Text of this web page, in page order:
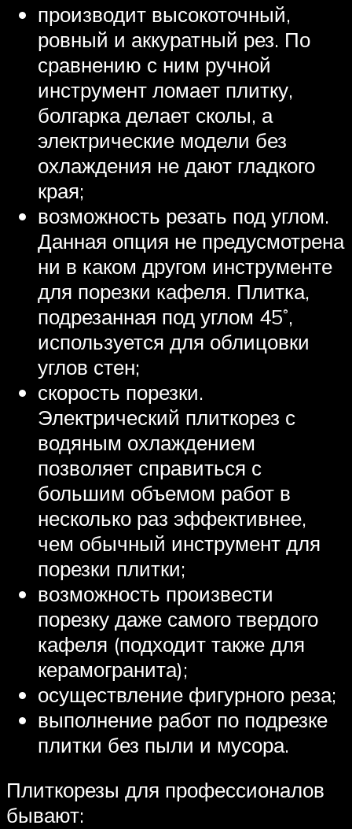
производит высокоточный,
ровный и аккуратный рез. По
сравнению с ним ручной
инструмент ломает плитку,
болгарка делает сколы, а
электрические модели без
охлаждения не дают гладкого
края;
возможность резать под углом.
Данная опция не предусмотрена
ни в каком другом инструменте
для порезки кафеля. Плитка,
подрезанная под углом 45˚,
используется для облицовки
углов стен;
скорость порезки.
Электрический плиткорез с
водяным охлаждением
позволяет справиться с
большим объемом работ в
несколько раз эффективнее,
чем обычный инструмент для
порезки плитки;
возможность произвести
порезку даже самого твердого
кафеля (подходит также для
керамогранита);
осуществление фигурного реза;
выполнение работ по подрезке
плитки без пыли и мусора.
Плиткорезы для профессионалов
бывают: